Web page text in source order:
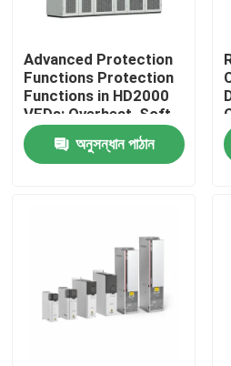
আমাদের সম্পর্কে
কারখানা পরিদর্শন
গুণমান নিয়ন্ত্রণ
একটি উদ্ধৃতি অনুরোধ করুন
Advanced Protection
Functions Protection
Functions in HD2000
VFDs: Overheat, Soft-
Start, and IGBT Safety
অনুসন্ধান পাঠান